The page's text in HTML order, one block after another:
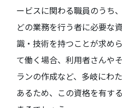
ービスに関わる職員のうち
どの業務を行う者に必要な
識・技術を持つことが求め
て働く場合、利用者さんや
ランの作成など、多岐にわ
あるため、この資格を有す